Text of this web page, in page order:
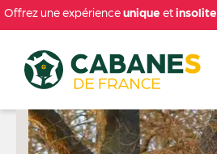
Offrez une expérienceunique etinsolite